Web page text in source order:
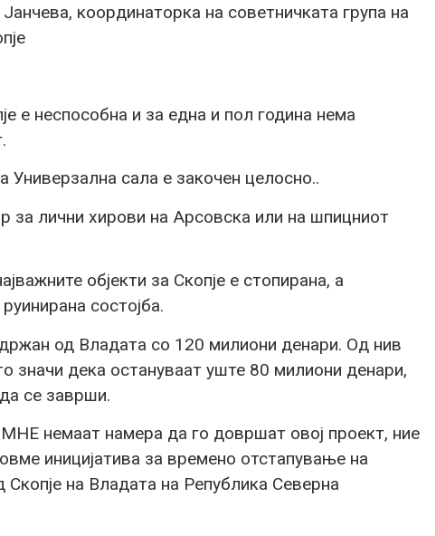
координаторка на советничката група на
е неспособна и за една и пол година нема
Универзална сала е закочен целосно..
за лични хирови на Арсовска или на шпицниот
објекти за Скопје е стопирана, а
состојба.
од Владата со 120 милиони денари. Од нив
значи дека остануваат уште 80 милиони денари,
се заврши.
немаат намера да го довршат овој проект, ние
иницијатива за времено отстапување на
на Владата на Република Северна